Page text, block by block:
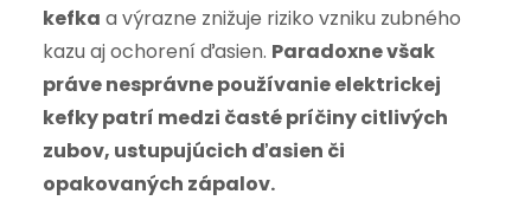
kefka a výrazne znižuje riziko vzniku zubného
kazu aj ochorení ďasien. Paradoxne však
práve nesprávne používanie elektrickej
kefky patrí medzi časté príčiny citlivých
zubov, ustupujúcich ďasien či
opakovaných zápalov.